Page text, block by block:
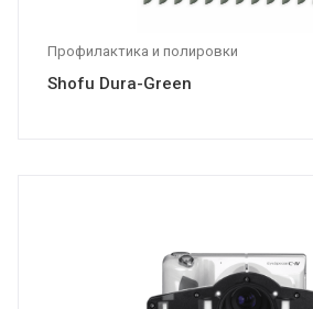
Профилактика и полировки
Shofu Dura-Green